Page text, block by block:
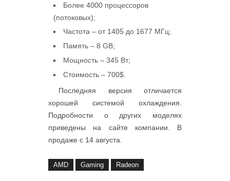
Более 4000 процессоров
(потоковых);
Частота – от 1405 до 1677 МГц;
Память – 8 GB;
Мощность – 345 Вт;
Стоимость – 700$.
Последняя версия отличается
хорошей системой охлаждения.
Подробности о других моделях
приведены на сайте компании. В
продаже с 14 августа.
AMD Gaming Radeon